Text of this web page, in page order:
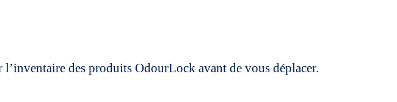
des produits OdourLock avant de vous déplacer.